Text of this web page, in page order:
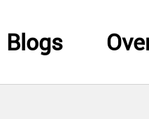
Blogs